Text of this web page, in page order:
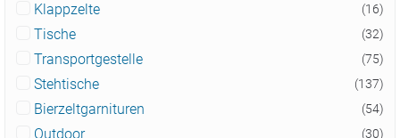
Klappzelte (16)
Tische (32)
Transportgestelle (75)
Stehtische (137)
Bierzeltgarnituren (54)
Outdoor (30)